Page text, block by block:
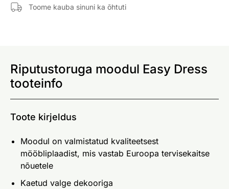
Toome kauba sinuni ka õhtuti
Riputustoruga moodul Easy Dress
tooteinfo
Toote kirjeldus
Moodul on valmistatud kvaliteetsest
mööbliplaadist, mis vastab Euroopa tervisekaitse
nõuetele
Kaetud valge dekooriga